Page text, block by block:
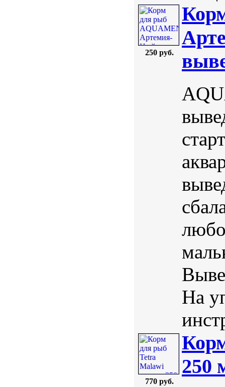
250 руб.
На
770 руб.
250